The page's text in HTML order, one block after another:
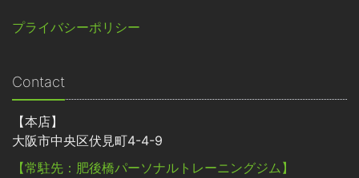
プライバシーポリシー
Contact
【本店】
大阪市中央区伏見町4-4-9
【常駐先：肥後橋パーソナルトレーニングジム】